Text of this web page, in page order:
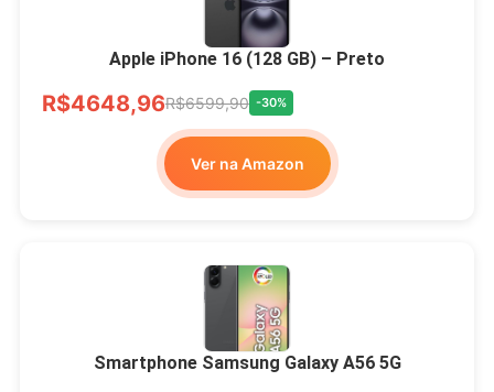
Apple iPhone 16 (128 GB) – Preto
R$4648,96R$6599,90 -30%
Ver na Amazon
Smartphone Samsung Galaxy A56 5G